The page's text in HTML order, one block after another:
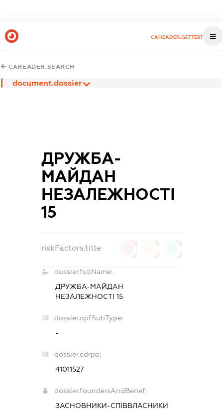
CAHEADER.GETTEST
CAHEADER.SEARCH
document.dossier
ДРУЖБА-
МАЙДАН
НЕЗАЛЕЖНОСТІ
15
riskFactors.title
dossier.fullName:
ДРУЖБА-МАЙДАН
НЕЗАЛЕЖНОСТІ 15
dossier.opfSubType:
-
dossier.edrpo:
41011527
dossier.foundersAndBenef:
ЗАСНОВНИКИ-СПІВВЛАСНИКИ